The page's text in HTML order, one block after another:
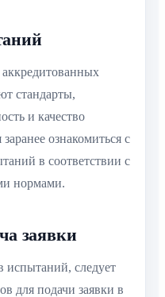
стандарты,
и качество
ознакомиться с
в соответствии с
нормами.
заявки
испытаний, следует
для подачи заявки в